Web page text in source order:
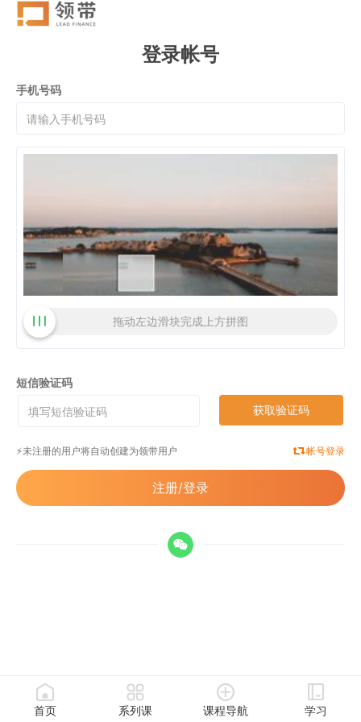
登录帐号
手机号码
拖动左边滑块完成上方拼图
短信验证码
获取验证码
⚡️未注册的用户将自动创建为领带用户 帐号登录
注册/登录
首页 系列课 课程导航 学习